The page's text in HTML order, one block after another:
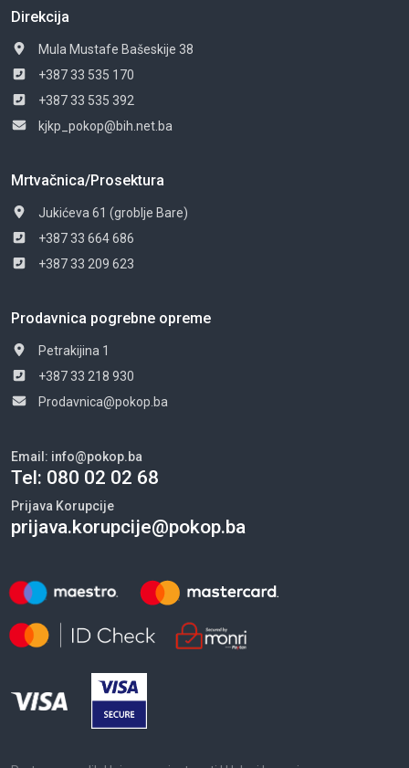
Direkcija
Mula Mustafe Bašeskije 38
+387 33 535 170
+387 33 535 392
kjkp_pokop@bih.net.ba
Mrtvačnica/Prosektura
Jukićeva 61 (groblje Bare)
+387 33 664 686
+387 33 209 623
Prodavnica pogrebne opreme
Petrakijina 1
+387 33 218 930
Prodavnica@pokop.ba
Email: info@pokop.ba
Tel: 080 02 02 68
Prijava Korupcije
prijava.korupcije@pokop.ba